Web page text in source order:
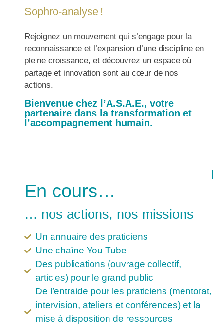
Sophro-analyse !
Rejoignez un mouvement qui s’engage pour la
reconnaissance et l’expansion d’une discipline en
pleine croissance, et découvrez un espace où
partage et innovation sont au cœur de nos
actions.
Bienvenue chez l’A.S.A.E., votre
partenaire dans la transformation et
l’accompagnement humain.
En cours…
… nos actions, nos missions
Un annuaire des praticiens
Une chaîne You Tube
Des publications (ouvrage collectif,
articles) pour le grand public
De l’entraide pour les praticiens (mentorat,
intervision, ateliers et conférences) et la
mise à disposition de ressources